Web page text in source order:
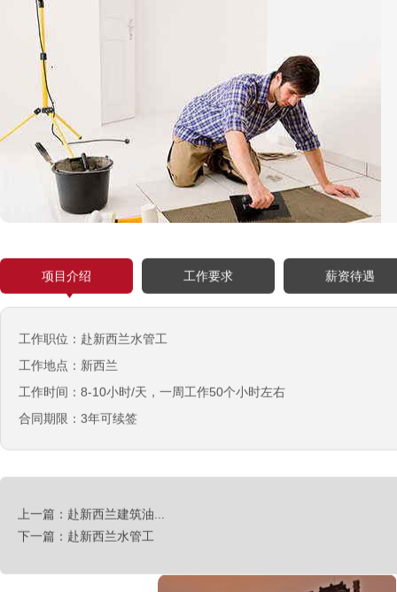
项目介绍 工作要求 薪资待遇
工作职位：赴新西兰水管工
工作地点：新西兰
工作时间：8-10小时/天，一周工作50个小时左右
合同期限：3年可续签
上一篇：赴新西兰建筑油...
下一篇：赴新西兰水管工